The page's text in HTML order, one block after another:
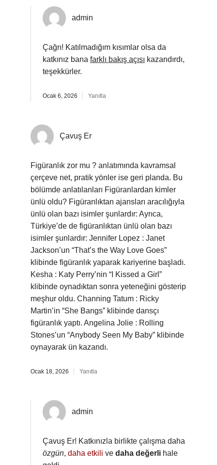
admin
Çağrı! Katılmadığım kısımlar olsa da
katkınız bana farklı bakış açısı kazandırdı,
teşekkürler.
Ocak 6, 2026 Yanıtla
Çavuş Er
Figüranlık zor mu ? anlatımında kavramsal
çerçeve net, pratik yönler ise geri planda. Bu
bölümde anlatılanları Figüranlardan kimler
ünlü oldu? Figüranlıktan ajansları aracılığıyla
ünlü olan bazı isimler şunlardır: Ayrıca,
Türkiye’de de figüranlıktan ünlü olan bazı
isimler şunlardır: Jennifer Lopez : Janet
Jackson’un “That’s the Way Love Goes”
klibinde figüranlık yaparak kariyerine başladı.
Kesha : Katy Perry’nin “I Kissed a Girl”
klibinde oynadıktan sonra yeteneğini gösterip
meşhur oldu. Channing Tatum : Ricky
Martin’in “She Bangs” klibinde dansçı
figüranlık yaptı. Angelina Jolie : Rolling
Stones’un “Anybody Seen My Baby” klibinde
oynayarak ün kazandı.
Ocak 18, 2026 Yanıtla
admin
Çavuş Er! Katkınızla birlikte çalışma daha
özgün, daha etkili ve daha değerli hale